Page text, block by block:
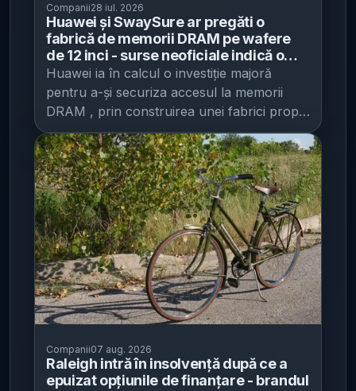
ordinare Samsung Electronics la prețul de
230.000 woni/acțiune. Tranzacția a fost
făcută publică pe 31 iulie. Valoarea totală a
achiziției a fost de aproximativ 700,4
milioane woni (aprox. 2,3 milioane lei), iar
deținerea sa a crescut de la 121.235 de
acțiuni la 124.280 de acțiuni. Context:
achiziția vine după cea mai mare alocare
LTI din acest an Majorarea participației are
loc la scurt timp după ce Samsung i-a
acordat lui Roh un pachet de acțiuni în
cadrul planului de stimulare pe termen lung
(LTI – „long-term incentive”, adică
recompensă în acțiuni legată de rezultate
multianuale). Pe 22 iulie, acesta a primit
22.678 de acțiuni Samsung Electronics. La
un preț de referință de 254.500
circa 5,77 miliarde woni (aprox. 19,2
milioane lei). IT之家 notează că acesta a
Companii28 iul. 2026
Huawei și SwaySure ar pregăti o
fabrică de memorii DRAM pe wafere
de 12 inci - surse neoficiale indică o
capacitate de până la 140.000 de
wafere pe lună, cu sprijinul statului
chinez
Huawei ia în calcul o investiție majoră
pentru a-și securiza accesul la memorii
DRAM , prin construirea unei fabrici proprii
care ar urma să reducă dependența Chinei
de furnizori sud-coreeni și americani,
potrivit Gadget . În prezent, piața globală de
memorii DRAM este puternic concentrată:
patru producători ( Samsung Electronics ,
SK Hynix, Micron Technology și CXMT)
controlează împreună peste 97% din piață,
iar cererea pentru infrastructura de
inteligență artificială a dus la recorduri de
venituri trimestriale, conform articolului. Pe
acest fond, Huawei ar urmări să intre în
realizat împreună cu producătorul local
SwaySure, pentru o fabrică de wafere de
Companii07 aug. 2026
Raleigh intră în insolvență după ce a
epuizat opțiunile de finanțare - brandul